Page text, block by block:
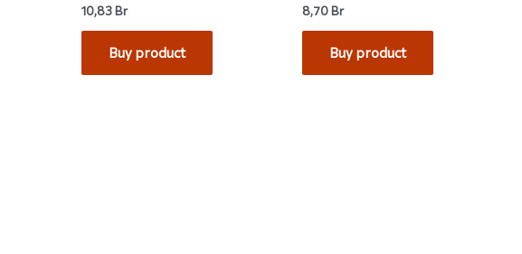
Rated
5.00
out of 5
10,83Br
Buy product
Rated
5.00
out of 5
8,70Br
Buy product